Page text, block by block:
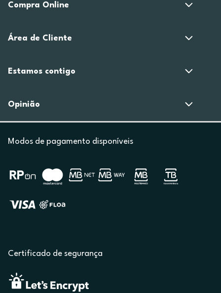
Compra Online
Área de Cliente
Estamos contigo
Opinião
Modos de pagamento disponíveis
Certificado de segurança